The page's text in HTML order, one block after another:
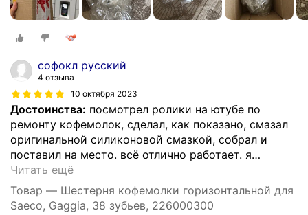
софокл русский
4 отзыва
10 октября 2023
Достоинства: посмотрел ролики на ютубе по
ремонту кофемолок, сделал, как показано, смазал
оригинальной силиконовой смазкой, собрал и
поставил на место. всё отлично работает. я…
Читать ещё
Товар — Шестерня кофемолки горизонтальной для
Saeco, Gaggia, 38 зубьев, 226000300